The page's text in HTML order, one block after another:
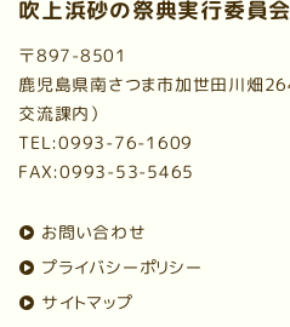
吹上浜砂の祭典実行委員会
〒897-8501
鹿児島県南さつま市加世田川畑
交流課内）
TEL:0993-76-1609
FAX:0993-53-5465
お問い合わせ
プライバシーポリシー
サイトマップ